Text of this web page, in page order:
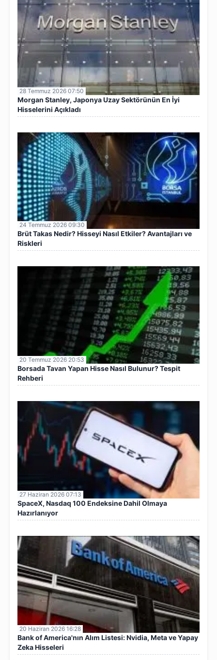
28 Temmuz 2026 07:50
Morgan Stanley, Japonya Uzay Sektörünün En İyi
Hisselerini Açıkladı
24 Temmuz 2026 09:30
Brüt Takas Nedir? Hisseyi Nasıl Etkiler? Avantajları ve
Riskleri
20 Temmuz 2026 20:53
Borsada Tavan Yapan Hisse Nasıl Bulunur? Tespit
Rehberi
27 Haziran 2026 07:13
SpaceX, Nasdaq 100 Endeksine Dahil Olmaya
Hazırlanıyor
20 Haziran 2026 16:28
Bank of America'nın Alım Listesi: Nvidia, Meta ve Yapay
Zeka Hisseleri